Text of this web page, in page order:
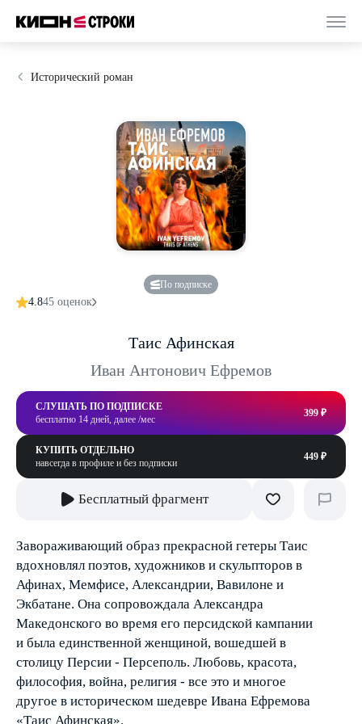
Исторический роман
По подписке
4.845 оценок
Таис Афинская
Иван Антонович Ефремов
СЛУШАТЬ ПО ПОДПИСКЕ
бесплатно 14 дней, далее /мес
399 ₽
КУПИТЬ ОТДЕЛЬНО
навсегда в профиле и без подписки
449 ₽
Бесплатный фрагмент
Завораживающий образ прекрасной гетеры Таис
вдохновлял поэтов, художников и скульпторов в
Афинах, Мемфисе, Александрии, Вавилоне и
Экбатане. Она сопровождала Александра
Македонского во время его персидской кампании
и была единственной женщиной, вошедшей в
столицу Персии - Персеполь. Любовь, красота,
философия, война, религия - все это и многое
другое в историческом шедевре Ивана Ефремова
«Таис Афинская».